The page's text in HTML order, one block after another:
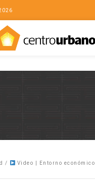
/ Video | Entorno